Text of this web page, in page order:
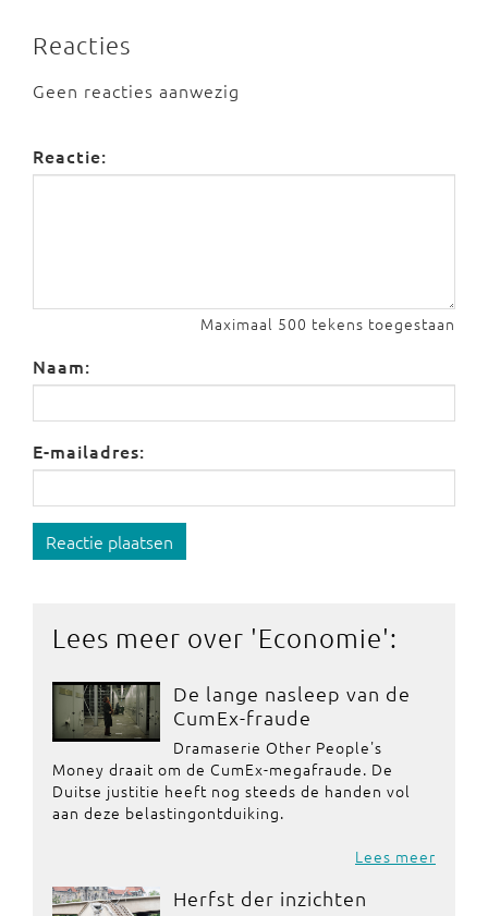
Reacties
Geen reacties aanwezig
Reactie:
Maximaal 500 tekens toegestaan
Naam:
E-mailadres:
Reactie plaatsen
Lees meer over 'Economie':
De lange nasleep van de
CumEx-fraude
Dramaserie Other People's
Money draait om de CumEx-megafraude. De
Duitse justitie heeft nog steeds de handen vol
aan deze belastingontduiking.
Lees meer
Herfst der inzichten